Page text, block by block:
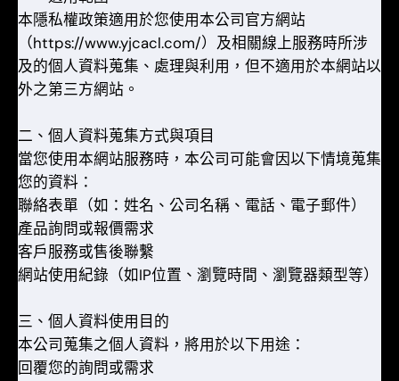
本隱私權政策適用於您使用本公司官方網站
（https://www.yjcacl.com/）及相關線上服務時所涉
及的個人資料蒐集、處理與利用，但不適用於本網站以
外之第三方網站。
二、個人資料蒐集方式與項目
當您使用本網站服務時，本公司可能會因以下情境蒐集
您的資料：
聯絡表單（如：姓名、公司名稱、電話、電子郵件）
產品詢問或報價需求
客戶服務或售後聯繫
網站使用紀錄（如IP位置、瀏覽時間、瀏覽器類型等）
三、個人資料使用目的
本公司蒐集之個人資料，將用於以下用途：
回覆您的詢問或需求